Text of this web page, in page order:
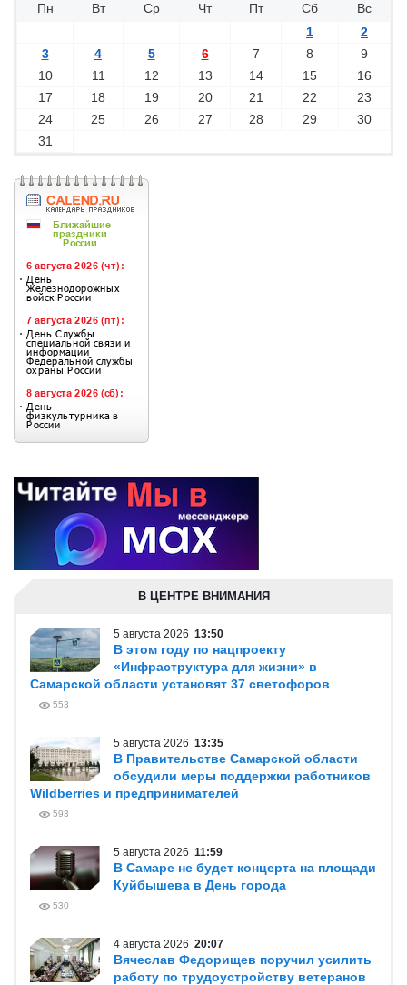
Пн Вт Ср Чт Пт Сб
Вс
1
2
3
4 5 6 7 8
9
10
11 12 13 14 15
16
17
18 19 20 21 22
23
24
25 26 27 28 29
30
31
В ЦЕНТРЕ ВНИМАНИЯ
5 августа 2026 13:50
В этом году по нацпроекту
«Инфраструктура для жизни» в
Самарской области установят 37 светофоров
553
5 августа 2026 13:35
В Правительстве Самарской области
обсудили меры поддержки работников
Wildberries и предпринимателей
593
5 августа 2026 11:59
В Самаре не будет концерта на площади
Куйбышева в День города
530
4 августа 2026 20:07
Вячеслав Федорищев поручил усилить
работу по трудоустройству ветеранов